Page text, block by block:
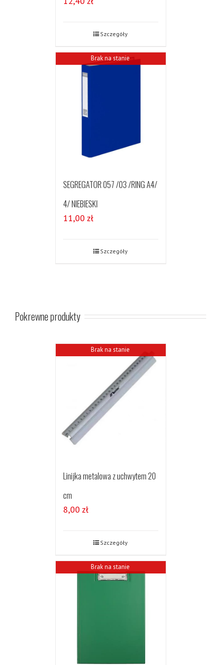
Szczegóły
Brak na stanie
SEGREGATOR 057 /03 /RING A4/
4/ NIEBIESKI
11,00 zł
Szczegóły
Pokrewne produkty
Brak na stanie
Linijka metalowa z uchwytem 20
cm
8,00 zł
Szczegóły
Brak na stanie